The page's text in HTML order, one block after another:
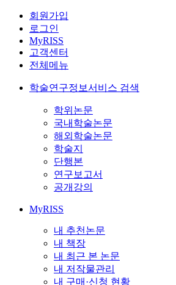
회원가입
로그인
MyRISS
고객센터
전체메뉴
학술연구정보서비스 검색
학위논문
국내학술논문
해외학술논문
학술지
단행본
연구보고서
공개강의
MyRISS
내 추천논문
내 책장
내 최근 본 논문
내 저작물관리
내 구매·신청 현황